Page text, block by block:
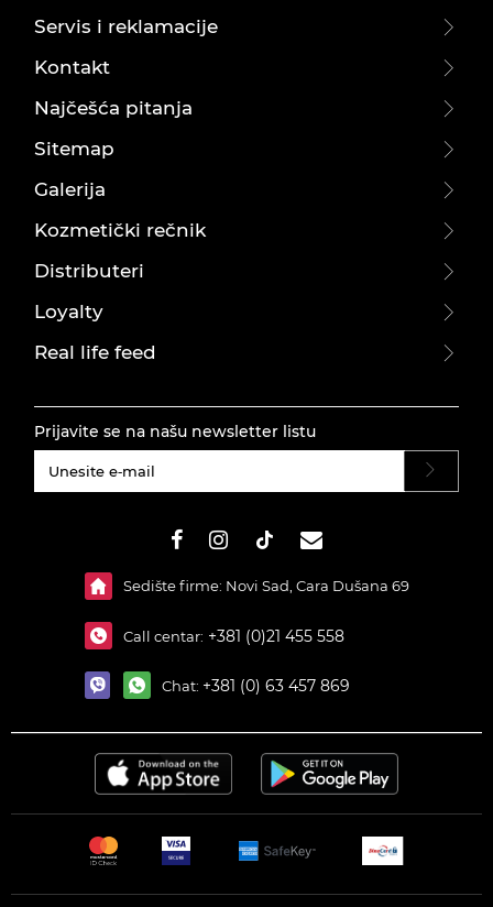
Servis i reklamacije
Kontakt
Najčešća pitanja
Sitemap
Galerija
Kozmetički rečnik
Distributeri
Loyalty
Real life feed
Prijavite se na našu newsletter listu
Sedište firme: Novi Sad, Cara Dušana 69
Call centar: +381 (0)21 455 558
Chat: +381 (0) 63 457 869